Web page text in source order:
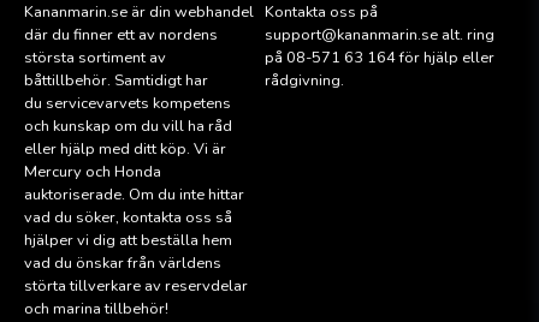
Kananmarin.se är din webhandel
där du finner ett av nordens
största sortiment av
båttillbehör. Samtidigt har
du servicevarvets kompetens
och kunskap om du vill ha råd
eller hjälp med ditt köp. Vi är
Mercury och Honda
auktoriserade. Om du inte hittar
vad du söker, kontakta oss så
hjälper vi dig att beställa hem
vad du önskar från världens
störta tillverkare av reservdelar
och marina tillbehör!
Kontakta oss på
support@kananmarin.se alt. ring
på 08-571 63 164 för hjälp eller
rådgivning.